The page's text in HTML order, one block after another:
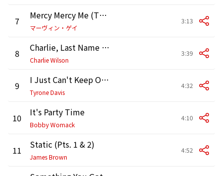
7 Mercy Mercy Me (The Ecology)
マーヴィン・ゲイ
3:13
8 Charlie, Last Name Wilson
Charlie Wilson
3:39
9 I Just Can't Keep On Going
Tyrone Davis
4:32
10 It's Party Time
Bobby Womack
4:10
11 Static (Pts. 1 & 2)
James Brown
4:52